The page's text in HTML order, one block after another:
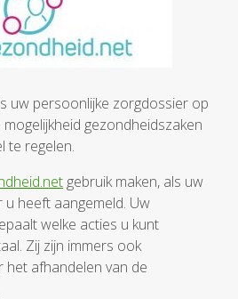
uw persoonlijke zorgdossier op
gezondheidszaken
te regelen.
gebruik maken, als uw
heeft aangemeld. Uw
welke acties u kunt
Zij zijn immers ook
afhandelen van de